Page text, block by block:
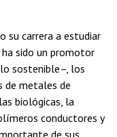
su carrera a estudiar
sido un promotor
sostenible–, los
de metales de
biológicas, la
conductores y